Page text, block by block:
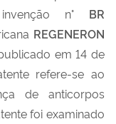
n° BR
REGENERON
em 14 de
refere-se ao
de anticorpos
foi examinado